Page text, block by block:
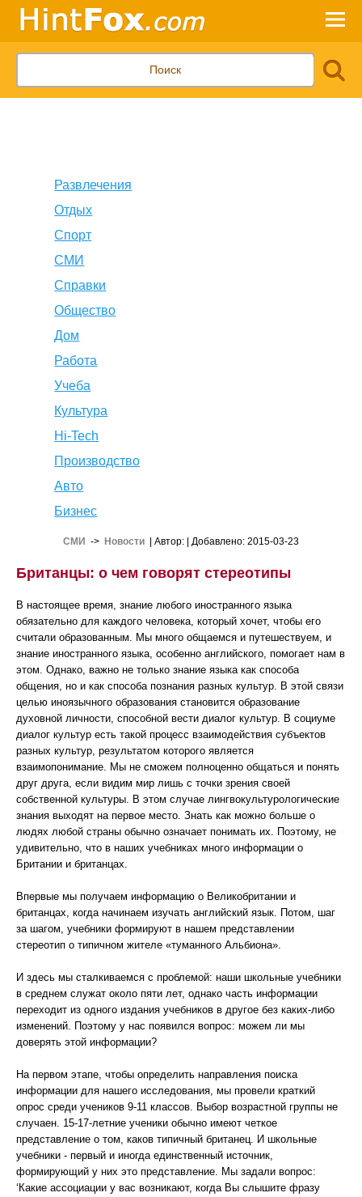
Развлечения
Отдых
Спорт
СМИ
Справки
Общество
Дом
Работа
Учеба
Культура
Hi-Tech
Производство
Авто
Бизнес
СМИ -> Новости | Автор: | Добавлено: 2015-03-23
Британцы: о чем говорят стереотипы
В настоящее время, знание любого иностранного языка
обязательно для каждого человека, который хочет, чтобы его
считали образованным. Мы много общаемся и путешествуем, и
знание иностранного языка, особенно английского, помогает нам в
этом. Однако, важно не только знание языка как способа
общения, но и как способа познания разных культур. В этой связи
целью иноязычного образования становится образование
духовной личности, способной вести диалог культур. В социуме
диалог культур есть такой процесс взаимодействия субъектов
разных культур, результатом которого является
взаимопонимание. Мы не сможем полноценно общаться и понять
друг друга, если видим мир лишь с точки зрения своей
собственной культуры. В этом случае лингвокультурологические
знания выходят на первое место. Знать как можно больше о
людях любой страны обычно означает понимать их. Поэтому, не
удивительно, что в наших учебниках много информации о
Британии и британцах.
Впервые мы получаем информацию о Великобритании и
британцах, когда начинаем изучать английский язык. Потом, шаг
за шагом, учебники формируют в нашем представлении
стереотип о типичном жителе «туманного Альбиона».
И здесь мы сталкиваемся с проблемой: наши школьные учебники
в среднем служат около пяти лет, однако часть информации
переходит из одного издания учебников в другое без каких-либо
изменений. Поэтому у нас появился вопрос: можем ли мы
доверять этой информации?
На первом этапе, чтобы определить направления поиска
информации для нашего исследования, мы провели краткий
опрос среди учеников 9-11 классов. Выбор возрастной группы не
случаен. 15-17-летние ученики обычно имеют четкое
представление о том, каков типичный британец. И школьные
учебники - первый и иногда единственный источник,
формирующий у них это представление. Мы задали вопрос:
‘Какие ассоциации у вас возникают, когда Вы слышите фразу